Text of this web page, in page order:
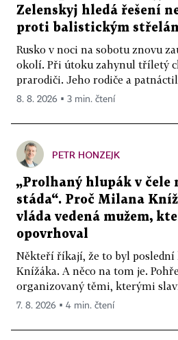
Zelenskyj hledá řešení
proti balistickým
Rusko v noci na sobotu znovu
okolí. Při útoku zahynul tříletý
prarodiči. Jeho rodiče a
8. 8. 2026 ▪ 3 min. čtení
PETR HONZEJK
„Prolhaný hlupák v čele
stáda“. Proč Milana
vláda vedená mužem,
opovrhoval
Někteří říkají, že to byl
Knížáka. A něco na tom je.
organizovaný těmi, kterými
7. 8. 2026 ▪ 4 min. čtení